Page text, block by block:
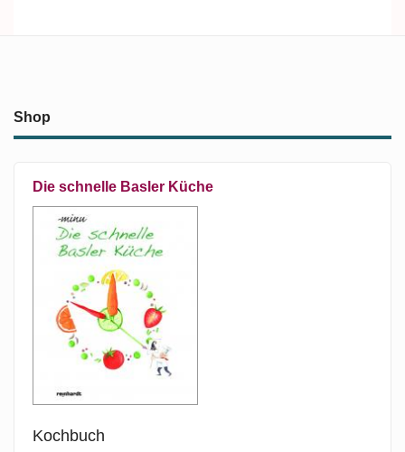
Shop
Die schnelle Basler Küche
Kochbuch